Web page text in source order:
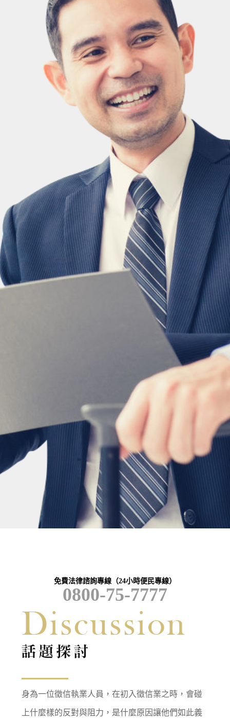
免費法律諮詢專線（24小時便民專線）
0800-75-7777
身為一位徵信執業人員，在初入徵信業之時，會碰
上什麼樣的反對與阻力，是什麼原因讓他們如此義